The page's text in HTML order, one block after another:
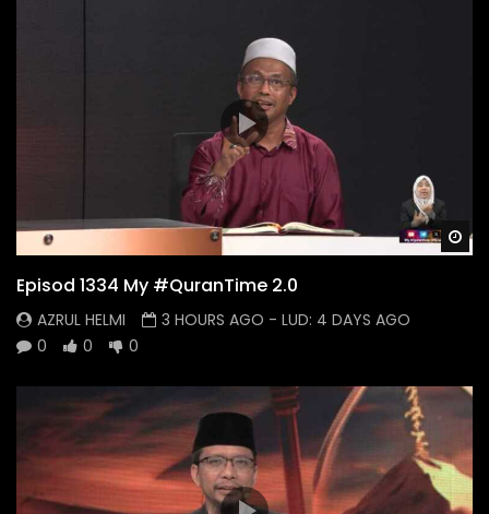
Episod 1334 My #QuranTime 2.0
AZRUL HELMI 3 HOURS AGO - LUD: 4 DAYS AGO
0
0 0